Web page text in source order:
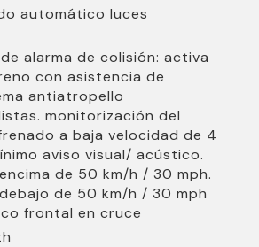
automático luces
alarma de colisión: activa
con asistencia de
antiatropello
monitorización del
a baja velocidad de 4
aviso visual/ acústico.
de 50 km/h / 30 mph.
de 50 km/h / 30 mph
frontal en cruce